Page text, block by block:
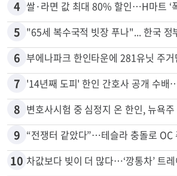
3 취업 잘되는 대학 1위는?…하버드 3위
4 쌀·라면 값 최대 80% 할인…H마트 ‘
5
6 부에나파크 한인타운에 281유닛 주
7 '14년째 도피' 한인 간호사 공개 수배…
8 변호사시험 중 심정지 온 한인, 뉴욕주
9 “전쟁터 같았다”…테슬라 충돌로 OC